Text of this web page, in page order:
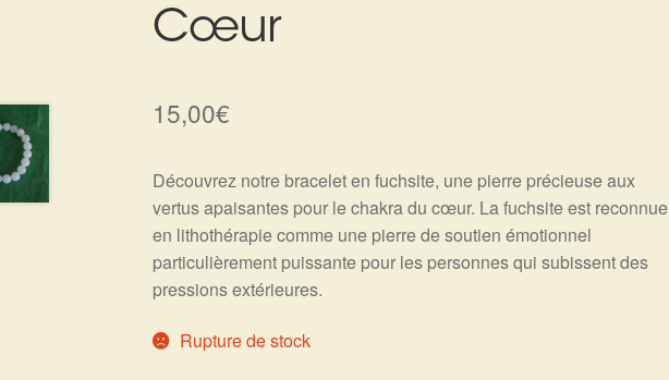
Cœur
15,00€
Découvrez notre bracelet en fuchsite, une pierre précieuse aux
vertus apaisantes pour le chakra du cœur. La fuchsite est reconnue
en lithothérapie comme une pierre de soutien émotionnel
particulièrement puissante pour les personnes qui subissent des
pressions extérieures.
Rupture de stock